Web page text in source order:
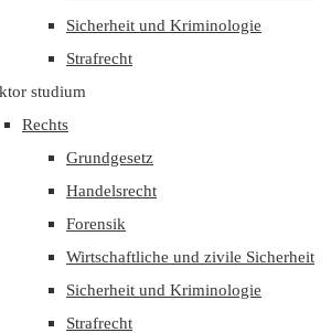
Sicherheit und Kriminologie
Strafrecht
studium
Rechts
Grundgesetz
Handelsrecht
Forensik
Wirtschaftliche und zivile Sicherheit
Sicherheit und Kriminologie
Strafrecht